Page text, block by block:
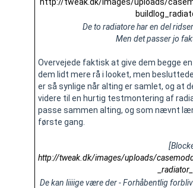
De to radiatore har en del
Men det passer jo
Overvejede faktisk at give dem begge
dem lidt mere rå i looket, men
er så synlige når alting er samlet, og at
videre til en hurtig testmontering af
passe sammen alting, og som nævnt
første gang.
http://tweak.dk/images/uploads/
De kan liiiige være der - Forhåbentlig